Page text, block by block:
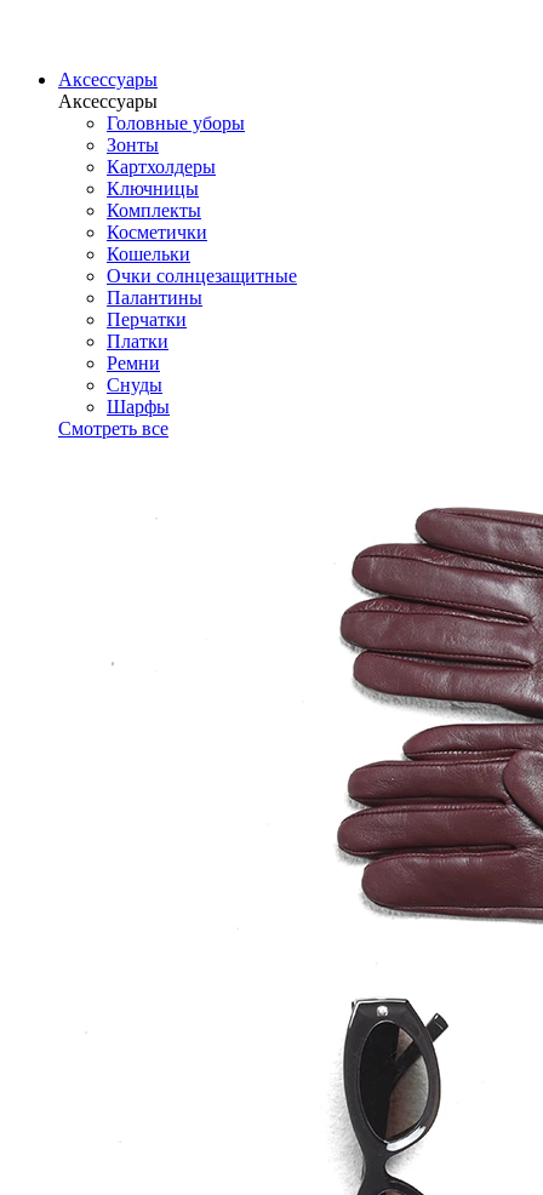
Аксессуары
Аксессуары
Головные уборы
Зонты
Картхолдеры
Ключницы
Комплекты
Косметички
Кошельки
Очки солнцезащитные
Палантины
Перчатки
Платки
Ремни
Снуды
Шарфы
Смотреть все